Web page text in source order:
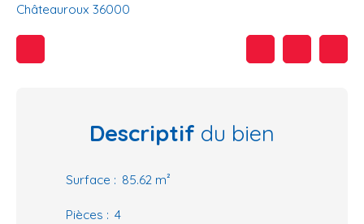
Châteauroux 36000
Descriptif du bien
Surface : 85.62 m²
Pièces : 4